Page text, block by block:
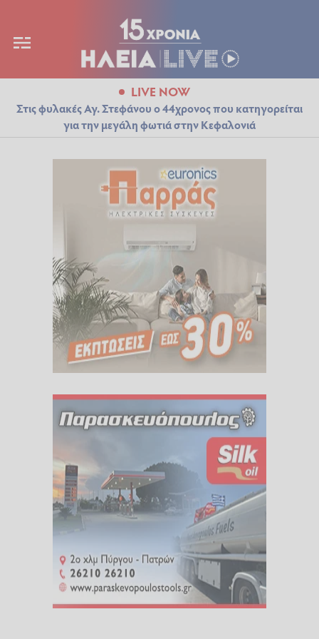
LIVE NOW
Στις φυλακές Αγ. Στεφάνου ο 44χρονος που κατηγορείται
για την μεγάλη φωτιά στην Κεφαλονιά